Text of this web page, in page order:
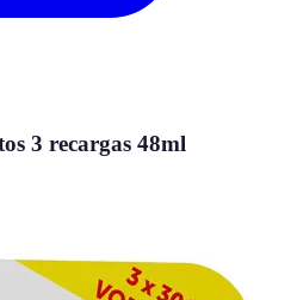
3 recargas 48ml